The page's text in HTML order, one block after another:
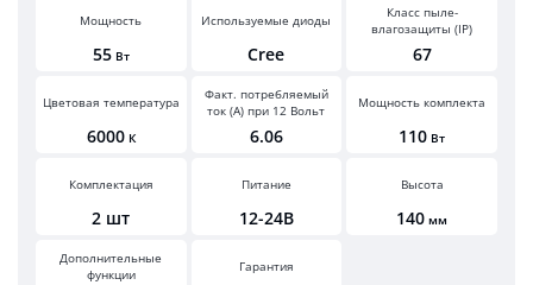
Мощность
55 Вт
Используемые диоды
Cree
Класс пыле-
влагозащиты (IP)
67
Цветовая температура
6000 К
Факт. потребляемый
ток (А) при 12 Вольт
6.06
Мощность комплекта
110 Вт
Комплектация
2 шт
Питание
12-24В
Высота
140 мм
Дополнительные
функции
Гарантия